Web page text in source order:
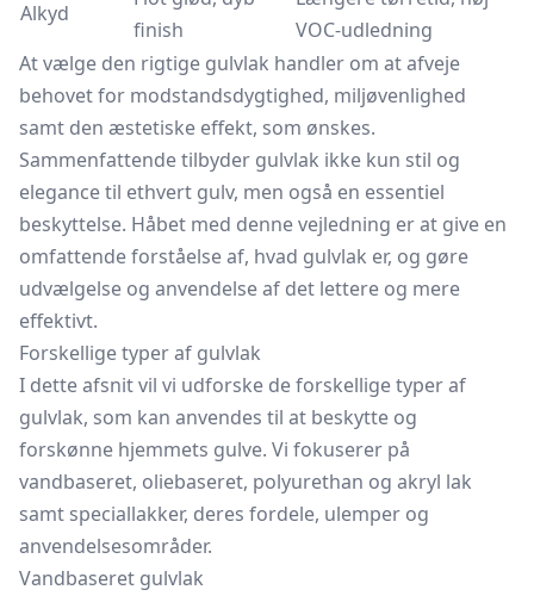
Alkyd
finish
VOC-udledning
At vælge den rigtige gulvlak handler om at afveje
behovet for modstandsdygtighed, miljøvenlighed
samt den æstetiske effekt, som ønskes.
Sammenfattende tilbyder gulvlak ikke kun stil og
elegance til ethvert gulv, men også en essentiel
beskyttelse. Håbet med denne vejledning er at give en
omfattende forståelse af, hvad gulvlak er, og gøre
udvælgelse og anvendelse af det lettere og mere
effektivt.
Forskellige typer af gulvlak
I dette afsnit vil vi udforske de forskellige typer af
gulvlak, som kan anvendes til at beskytte og
forskønne hjemmets gulve. Vi fokuserer på
vandbaseret, oliebaseret, polyurethan og akryl lak
samt speciallakker, deres fordele, ulemper og
anvendelsesområder.
Vandbaseret gulvlak